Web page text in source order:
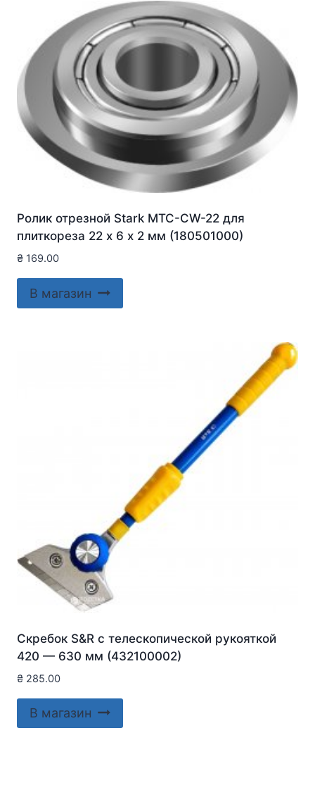
Ролик отрезной Stark MTC-CW-22 для
плиткореза 22 х 6 х 2 мм (180501000)
₴ 169.00
В магазин
Скребок S&R с телескопической рукояткой
420 — 630 мм (432100002)
₴ 285.00
В магазин